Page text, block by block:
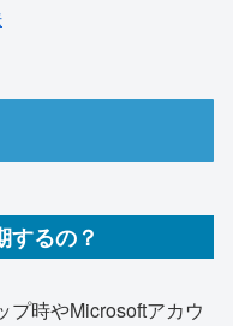
するの？
プ時やMicrosoftアカウ